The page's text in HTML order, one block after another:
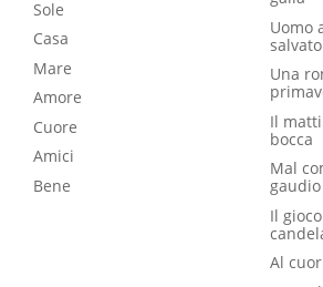
Sole
Casa
Mare
Amore
Cuore
Amici
Bene
Uomo
salvato
Una
Il
bocca
Mal
gaudio
Il
Al